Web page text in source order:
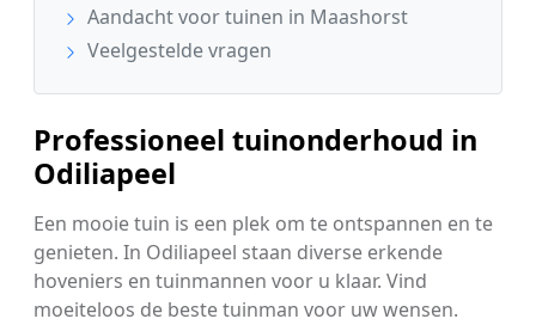
Aandacht voor tuinen in Maashorst
Veelgestelde vragen
Professioneel tuinonderhoud in
Odiliapeel
Een mooie tuin is een plek om te ontspannen en te
genieten. In Odiliapeel staan diverse erkende
hoveniers en tuinmannen voor u klaar. Vind
moeiteloos de beste tuinman voor uw wensen.